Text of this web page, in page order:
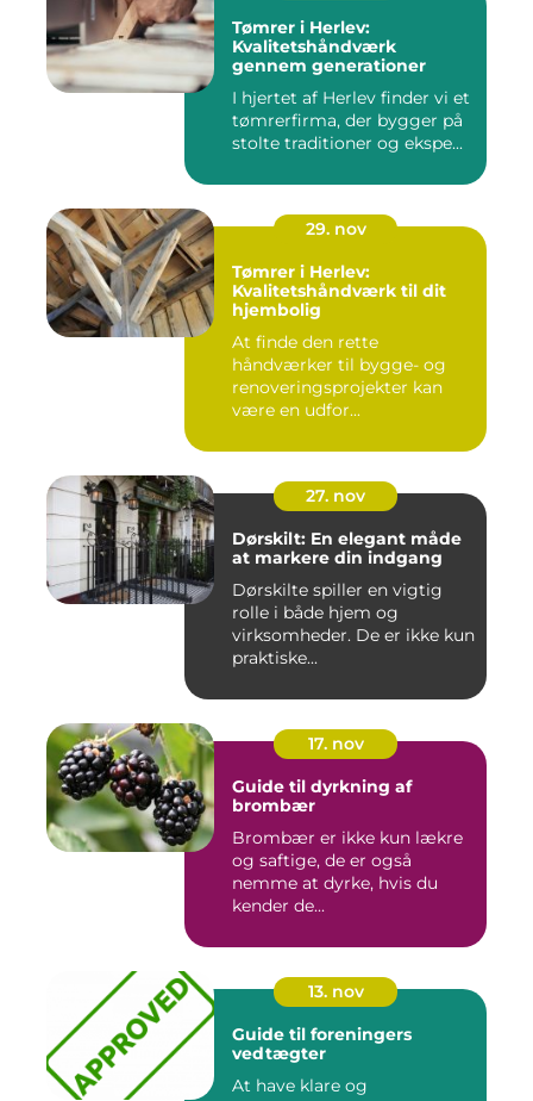
Tømrer i Herlev:
Kvalitetshåndværk
gennem generationer
I hjertet af Herlev finder vi et
tømrerfirma, der bygger på
stolte traditioner og ekspe...
29. nov
Tømrer i Herlev:
Kvalitetshåndværk til dit
hjembolig
At finde den rette
håndværker til bygge- og
renoveringsprojekter kan
være en udfor...
27. nov
Dørskilt: En elegant måde
at markere din indgang
Dørskilte spiller en vigtig
rolle i både hjem og
virksomheder. De er ikke kun
praktiske...
17. nov
Guide til dyrkning af
brombær
Brombær er ikke kun lækre
og saftige, de er også
nemme at dyrke, hvis du
kender de...
13. nov
Guide til foreningers
vedtægter
At have klare og